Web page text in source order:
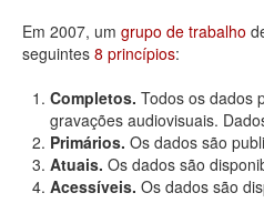
Em 2007, um grupo de trabalho
seguintes 8 princípios:
Completos. Todos os dados
gravações audiovisuais.
Primários. Os dados são
Atuais. Os dados são
Acessíveis. Os dados são